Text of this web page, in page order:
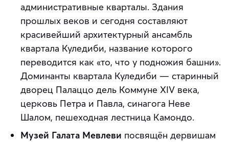
административные кварталы. Здания
прошлых веков и сегодня составляют
красивейший архитектурный ансамбль
квартала Куледиби, название которого
переводится как «то, что у подножия башни».
Доминанты квартала Куледиби — старинный
дворец Палаццо дель Коммуне XIV века,
церковь Петра и Павла, синагога Неве
Шалом, пешеходная лестница Камондо.
Музей Галата Мевлеви посвящён дервишам